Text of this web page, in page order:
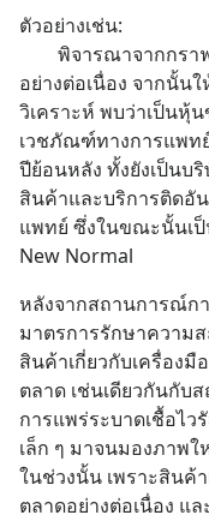
ตัวอย่างเช่น:
อย่างต่อเนื่อง จากนั้น
วิเคราะห์ พบว่าเป็นหุ้
เวชภัณฑ์ทางการแพท
ปีย้อนหลัง ทั้งยังเป็นบ
สินค้าและบริการติดอั
แพทย์ ซึ่งในขณะนั้นเ
New Normal
หลังจากสถานการณ์ก
มาตรการรักษาความ
สินค้าเกี่ยวกับเครื่องมื
ตลาด เช่นเดียวกันกับ
การแพร่ระบาดเชื้อไ
เล็ก ๆ มาจนมองภาพ
ในช่วงนั้น เพราะสินค้
ตลาดอย่างต่อเนื่อง แ